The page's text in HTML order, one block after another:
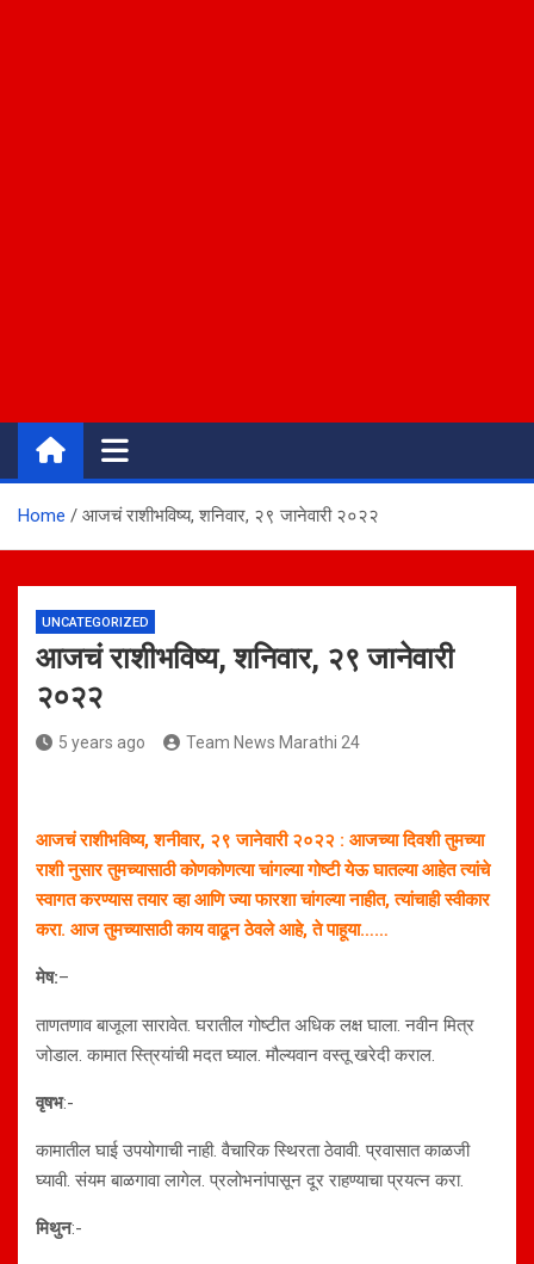
Home आजचं राशीभविष्य, शनिवार, २९ जानेवारी २०२२
UNCATEGORIZED
आजचं राशीभविष्य, शनिवार, २९ जानेवारी
२०२२
5 years ago Team News Marathi 24
आजचं राशीभविष्य, शनीवार, २९ जानेवारी २०२२ : आजच्या दिवशी तुमच्या
राशी नुसार तुमच्यासाठी कोणकोणत्या चांगल्या गोष्टी येऊ घातल्या आहेत त्यांचे
स्वागत करण्यास तयार व्हा आणि ज्या फारशा चांगल्या नाहीत, त्यांचाही स्वीकार
करा. आज तुमच्यासाठी काय वाढून ठेवले आहे, ते पाहूया……
मेष:–
ताणतणाव बाजूला सारावेत. घरातील गोष्टीत अधिक लक्ष घाला. नवीन मित्र
जोडाल. कामात स्त्रियांची मदत घ्याल. मौल्यवान वस्तू खरेदी कराल.
वृषभ:-
कामातील घाई उपयोगाची नाही. वैचारिक स्थिरता ठेवावी. प्रवासात काळजी
घ्यावी. संयम बाळगावा लागेल. प्रलोभनांपासून दूर राहण्याचा प्रयत्न करा.
मिथुन:-